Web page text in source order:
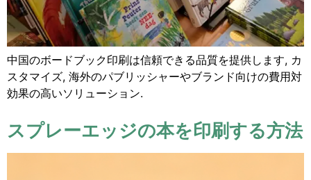
中国のボードブック印刷は信頼できる品質を提供します, カ
スタマイズ, 海外のパブリッシャーやブランド向けの費用対
効果の高いソリューション.
スプレーエッジの本を印刷する方法